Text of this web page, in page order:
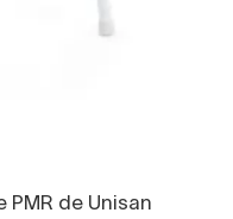
de Unisan